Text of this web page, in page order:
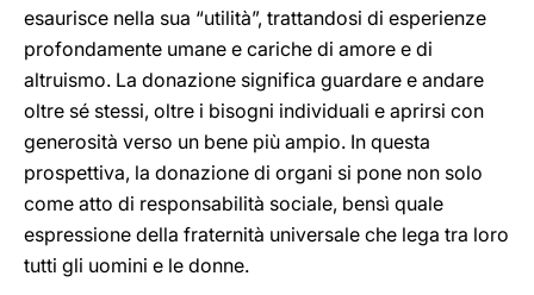
esaurisce nella sua “utilità”, trattandosi di esperienze
profondamente umane e cariche di amore e di
altruismo. La donazione significa guardare e andare
oltre sé stessi, oltre i bisogni individuali e aprirsi con
generosità verso un bene più ampio. In questa
prospettiva, la donazione di organi si pone non solo
come atto di responsabilità sociale, bensì quale
espressione della fraternità universale che lega tra loro
tutti gli uomini e le donne.